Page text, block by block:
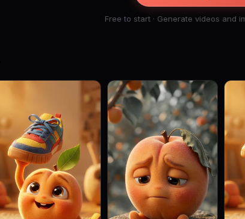
Free to start · Generate videos and